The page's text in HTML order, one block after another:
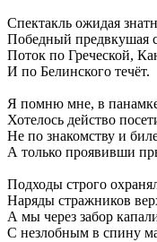
Спектакль ожидая
Победный предвкушая
Поток по Греческой,
И по Белинского течёт.
Я помню мне, в
Хотелось действо
Не по знакомству и
А только проявивши
Подходы строго
Наряды стражников
А мы через забор
С незлобным в спину